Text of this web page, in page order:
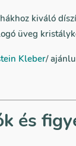
kiváló
üveg
Kleber/
és